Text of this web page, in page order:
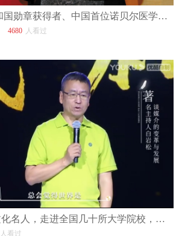
屠呦呦 药学家，共和国勋章获得者、中国首位诺贝尔医学奖获得者
4680 人看过
白岩松将携手国内文化名人，走进全国几十所大学院校，与当代青年学生进行真诚、有价值的人生“对话”
人看过